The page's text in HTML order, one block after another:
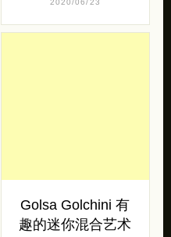
2020/06/23
Golsa Golchini 有
趣的迷你混合艺术